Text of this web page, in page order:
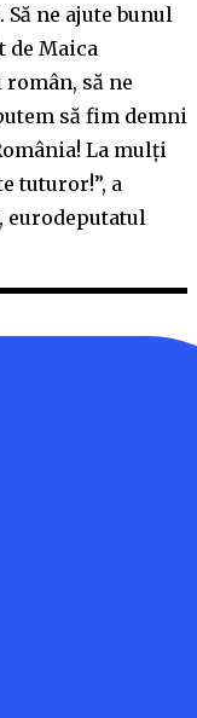
ne ajute bunul
de Maica
să ne
să fim demni
La mulți
tuturor!”, a
eurodeputatul